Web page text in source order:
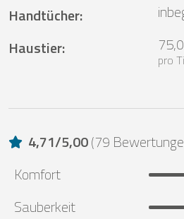
Handtücher:
Haustier:
pro
4,71/5,00(79
Komfort
Sauberkeit